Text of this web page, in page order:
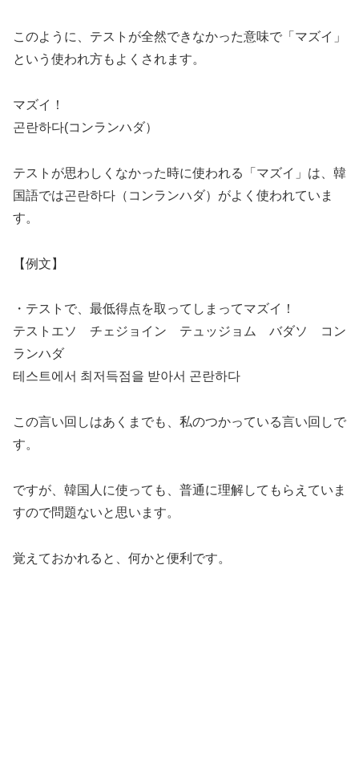
このように、テストが全然できなかった意味で「マズイ」
という使われ方もよくされます。
マズイ！
곤란하다(コンランハダ）
テストが思わしくなかった時に使われる「マズイ」は、韓
国語では곤란하다（コンランハダ） がよく使われていま
す。
【例文】
・テストで、最低得点を取ってしまってマズイ！
テストエソ チェジョイン テュッジョム バダソ コン
ランハダ
테스트에서 최저득점을 받아서 곤란하다
この言い回しはあくまでも、私のつかっている言い回しで
す。
ですが、韓国人に使っても、普通に理解してもらえていま
すので問題ないと思います。
覚えておかれると、何かと便利です。